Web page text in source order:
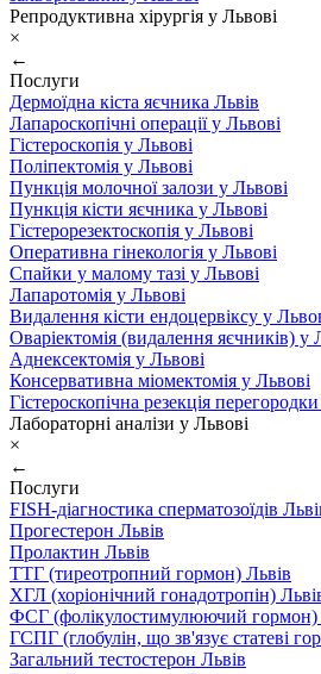
Репродуктивна хірургія у Львові
×
←
Послуги
Дермоїдна кіста яєчника Львів
Лапароскопічні операції у Львові
Гістероскопія у Львові
Поліпектомія у Львові
Пункція молочної залози у Львові
Пункція кісти яєчника у Львові
Гістерорезектоскопія у Львові
Оперативна гінекологія у Львові
Спайки у малому тазі у Львові
Лапаротомія у Львові
Видалення кісти ендоцервіксу у
Оваріектомія (видалення яєчників) у
Аднексектомія у Львові
Консервативна міомектомія у Львові
Гістероскопічна резекція
Лабораторні аналізи у Львові
×
←
Послуги
FISH-діагностика сперматозоїдів
Прогестерон Львів
Пролактин Львів
ТТГ (тиреотропний гормон) Львів
ХГЛ (хоріонічний гонадотропін)
ФСГ (фолікулостимулюючий гормон)
ГСПГ (глобулін, що зв'язує статеві
Загальний тестостерон Львів